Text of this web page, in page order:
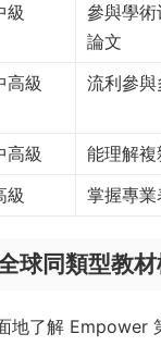
級
參與學
論文
高級 流利參
高級 能理解
級 掌握專
球同類型教
地了解 Empower